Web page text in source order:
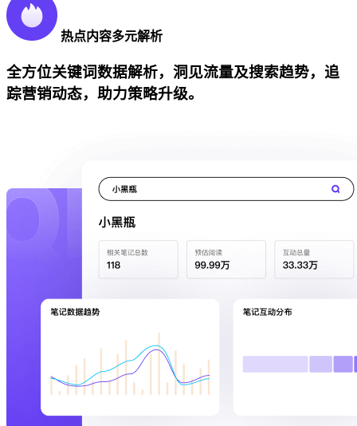
热点内容多元解析
全方位关键词数据解析，洞见流量及搜索趋势，追
踪营销动态，助力策略升级。